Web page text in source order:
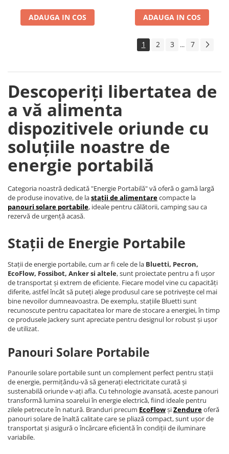
Accesorii instrumente de masura
Camere Termice
ADAUGA IN COS ADAUGA IN COS
1 2 3 ... 7
Descoperiți libertatea de
a vă alimenta
dispozitivele oriunde cu
soluțiile noastre de
energie portabilă
Categoria noastră dedicată "Energie Portabilă" vă oferă o gamă largă
de produse inovative, de lastații de alimentarecompacte la
panouri solare portabile, ideale pentru călătorii, camping sau ca
rezervă de urgență acasă.
Stații de Energie Portabile
Stații de energie portabile, cum ar fi cele de la Bluetti, Pecron,
EcoFlow, Fossibot, Anker si altele, sunt proiectate pentru a fi ușor
de transportat și extrem de eficiente. Fiecare model vine cu capacități
diferite, astfel încât să puteți alege produsul care se potrivește cel mai
bine nevoilor dumneavoastra. De exemplu, stațiile Bluetti sunt
recunoscute pentru capacitatea lor mare de stocare a energiei, în timp
ce produsele Jackery sunt apreciate pentru designul lor robust și ușor
de utilizat.
Panouri Solare Portabile
Panourile solare portabile sunt un complement perfect pentru stații
de energie, permițându-vă să generați electricitate curată și
sustenabilă oriunde v-ați afla. Cu tehnologie avansată, aceste panouri
transformă lumina soarelui în energie electrică, fiind ideale pentru
zilele petrecute în natură. Branduri precum EcoFlowșiZendureoferă
panouri solare de înaltă calitate care se pliază compact, sunt ușor de
transportat și asigură o încărcare eficientă în condiții de iluminare
variabile.